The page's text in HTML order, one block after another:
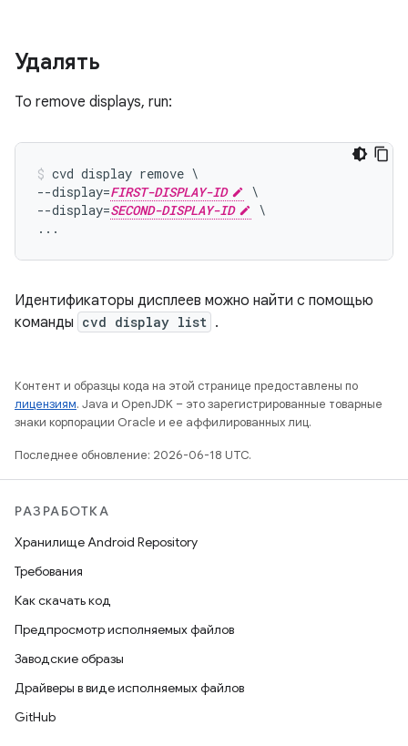
Удалять
To remove displays, run:
cvd display remove \
--display=FIRST-DISPLAY-ID
\
--display=SECOND-DISPLAY-ID
\
Идентификаторы дисплеев можно найти с помощью
команды cvd display list .
Контент и образцы кода на этой странице предоставлены по
лицензиям. Java и OpenJDK – это зарегистрированные товарные
знаки корпорации Oracle и ее аффилированных лиц.
Последнее обновление: 2026-06-18 UTC.
РАЗРАБОТКА
Хранилище Android Repository
Требования
Как скачать код
Предпросмотр исполняемых файлов
Заводские образы
Драйверы в виде исполняемых файлов
GitHub